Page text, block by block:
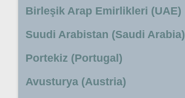
Birleşik Arap Emirlikleri (UAE)
Suudi Arabistan (Saudi Arabia)
Portekiz (Portugal)
Avusturya (Austria)